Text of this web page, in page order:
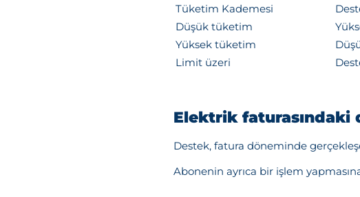
Tüketim Kademesi
Düşük tüketim
Yüksek tüketim
Limit üzeri
Elektrik faturasındaki
Destek, fatura döneminde
Abonenin ayrıca bir işlem